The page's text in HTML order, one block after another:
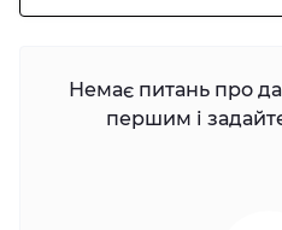
Немає питань про
першим і